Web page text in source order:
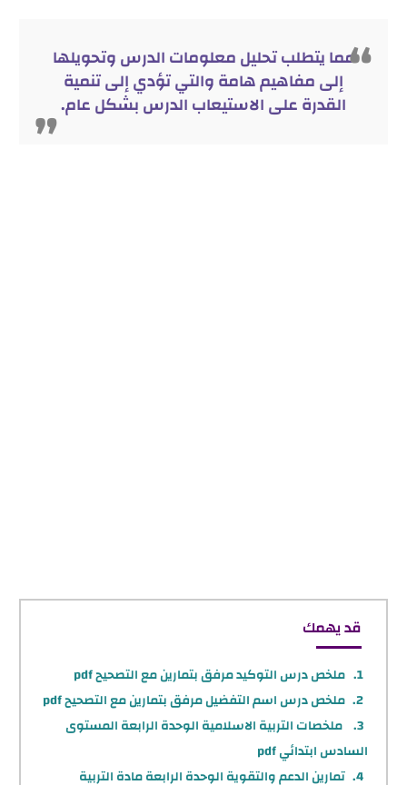
مما يتطلب تحليل معلومات الدرس وتحويلها
إلى مفاهيم هامة والتي تؤدي إلى تنمية
القدرة على الاستيعاب الدرس بشكل عام.
قد يهمك
ملخص درس التوكيد مرفق بتمارين مع التصحيح pdf
ملخص درس اسم التفضيل مرفق بتمارين مع التصحيح pdf
ملخصات التربية الاسلامية الوحدة الرابعة المستوى
السادس ابتدائي pdf
تمارين الدعم والتقوية الوحدة الرابعة مادة التربية